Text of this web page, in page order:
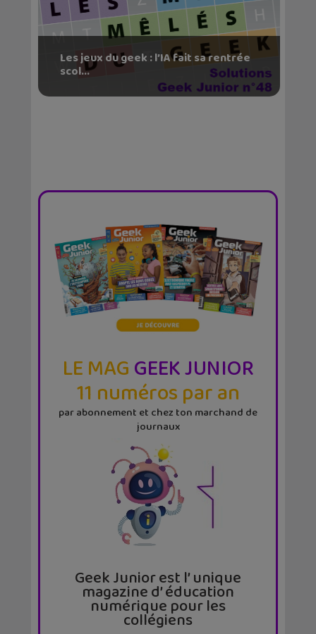
Les jeux du geek : l’IA fait sa rentrée
scol...
LE MAGGEEK JUNIOR
11 numéros par an
par abonnement et chez ton marchand de
journaux
Geek Junior est l’ unique
magazine d’ éducation
numérique pour les
collégiens